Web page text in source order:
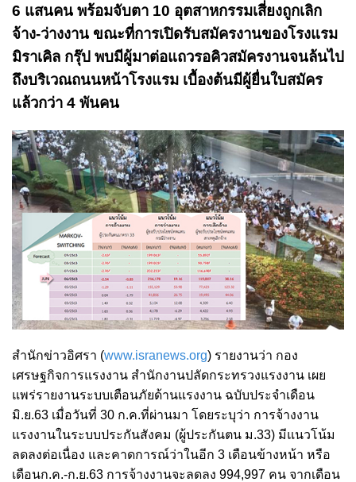
6 แสนคน พร้อมจับตา 10 อุตสาหกรรมเสี่ยงถูกเลิก
จ้าง-ว่างงาน ขณะที่การเปิดรับสมัครงานของโรงแรม
มิราเคิล กรุ๊ป พบมีผู้มาต่อแถวรอคิวสมัครงานจนล้นไป
ถึงบริเวณถนนหน้าโรงแรม เบื้องต้นมีผู้ยื่นใบสมัคร
แล้วกว่า 4 พันคน
สำนักข่าวอิศรา (www.isranews.org) รายงานว่า กอง
เศรษฐกิจการแรงงาน สำนักงานปลัดกระทรวงแรงงาน เผย
แพร่รายงานระบบเตือนภัยด้านแรงงาน ฉบับประจำเดือน
มิ.ย.63 เมื่อวันที่ 30 ก.ค.ที่ผ่านมา โดยระบุว่า การจ้างงาน
แรงงานในระบบประกันสังคม (ผู้ประกันตน ม.33) มีแนวโน้ม
ลดลงต่อเนื่อง และคาดการณ์ว่าในอีก 3 เดือนข้างหน้า หรือ
เดือนก.ค.-ก.ย.63 การจ้างงานจะลดลง 994,997 คน จากเดือน